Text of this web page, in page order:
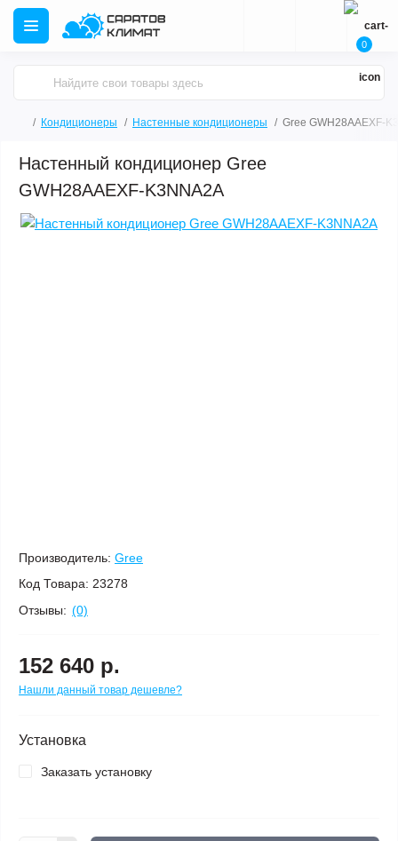
0
Кондиционеры Настенные кондиционеры Gree GWH28AAEXF-
Настенный кондиционер Gree
GWH28AAEXF-K3NNA2A
Производитель: Gree
Код Товара: 23278
Отзывы: (0)
152 640 р.
Нашли данный товар дешевле?
Установка
Заказать установку